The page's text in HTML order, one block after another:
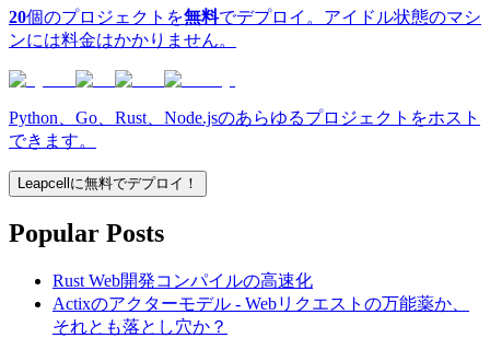
20個のプロジェクトを無料でデプロイ。アイドル状態のマシ
ンには料金はかかりません。
Python、Go、Rust、Node.jsのあらゆるプロジェクトをホスト
できます。
Leapcellに無料でデプロイ！
Popular Posts
Rust Web開発コンパイルの高速化
Actixのアクターモデル - Webリクエストの万能薬か、
それとも落とし穴か？